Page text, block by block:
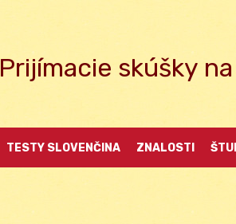
Prijímacie skúšky
TESTY SLOVENČINA ZNALOSTI